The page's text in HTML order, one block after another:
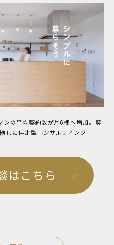
ンの平均契約数が月6棟へ増加。契
した伴走型コンサルティング
こちら